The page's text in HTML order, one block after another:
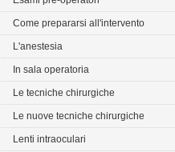
Come prepararsi all'intervento
L'anestesia
In sala operatoria
Le tecniche chirurgiche
Le nuove tecniche chirurgiche
Lenti intraoculari